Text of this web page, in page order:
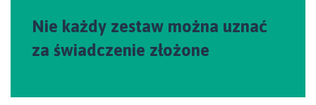
Nie każdy zestaw można uznać
za świadczenie złożone